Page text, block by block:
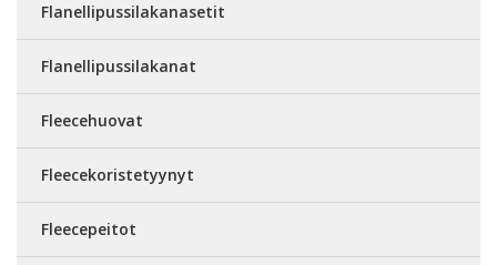
Flanellipussilakanasetit
Flanellipussilakanat
Fleecehuovat
Fleecekoristetyynyt
Fleecepeitot